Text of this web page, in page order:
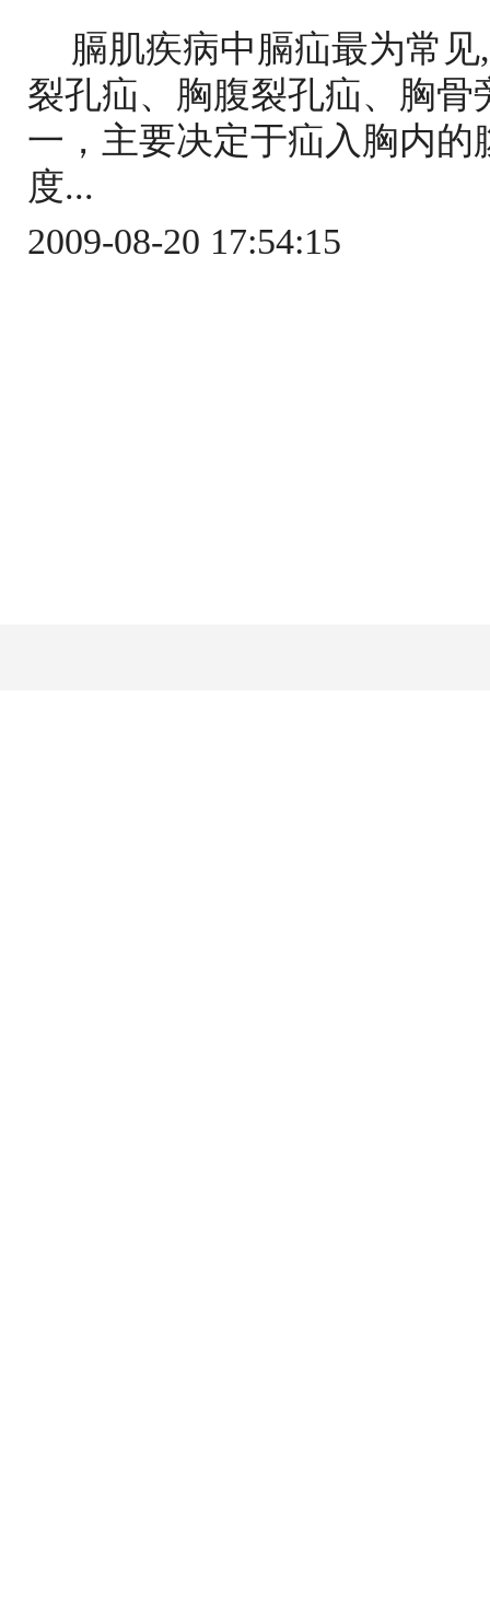
膈肌疾病中膈疝最为常
裂孔疝、胸腹裂孔疝、胸
一，主要决定于疝入胸内
度...
2009-08-20 17:54:15